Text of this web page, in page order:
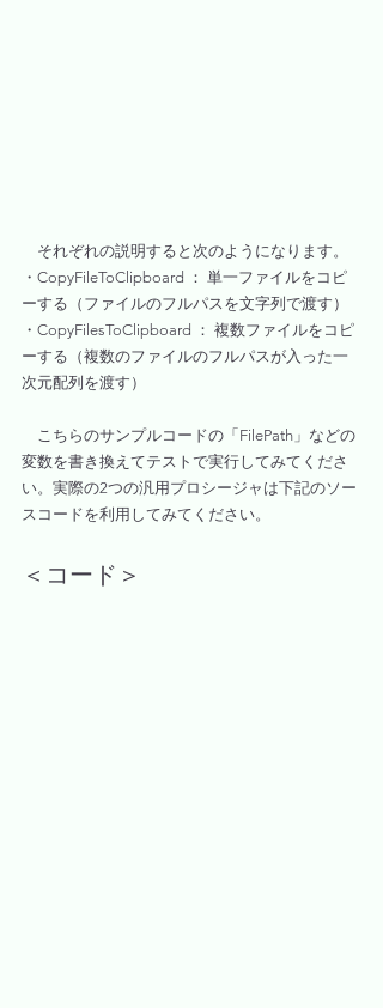
それぞれの説明すると次のようになります。
・CopyFileToClipboard ： 単一ファイルをコピ
ーする（ファイルのフルパスを文字列で渡す）
・CopyFilesToClipboard ： 複数ファイルをコピ
ーする（複数のファイルのフルパスが入った一
次元配列を渡す）
こちらのサンプルコードの「FilePath」などの
変数を書き換えてテストで実行してみてくださ
い。実際の2つの汎用プロシージャは下記のソー
スコードを利用してみてください。
＜コード＞